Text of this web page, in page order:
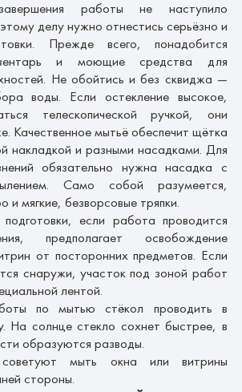
работы не наступило
делу нужно отнестись серьёзно и
Прежде всего, понадобится
и моющие средства для
Не обойтись и без сквиджа —
воды. Если остекление высокое,
телескопической ручкой, они
Качественное мытьё обеспечит щётка
накладкой и разными насадками. Для
обязательно нужна насадка с
Само собой разумеется,
и мягкие, безворсовые тряпки.
если работа проводится
предполагает освобождение
от посторонних предметов. Если
снаружи, участок под зоной работ
лентой.
по мытью стёкол проводить в
На солнце стекло сохнет быстрее, в
образуются разводы.
мыть окна или витрины
стороны.